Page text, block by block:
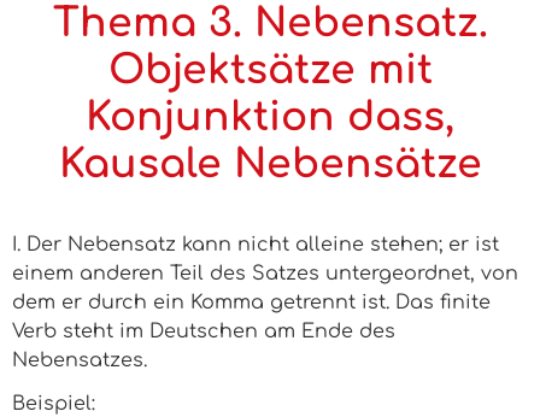
Thema 3. Nebensatz.
Objektsätze mit
Konjunktion dass,
Kausale Nebensätze
I. Der Nebensatz kann nicht alleine stehen; er ist
einem anderen Teil des Satzes untergeordnet, von
dem er durch ein Komma getrennt ist. Das finite
Verb steht im Deutschen am Ende des
Nebensatzes.
Beispiel: